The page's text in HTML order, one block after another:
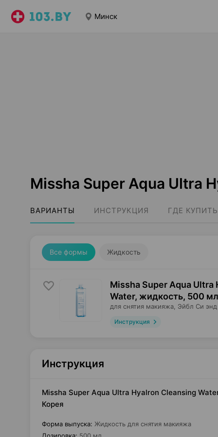
Минск
Missha Super Aqua Ultra
ВАРИАНТЫ ИНСТРУКЦИЯ ГДЕ КУПИТЬ
Все формы Жидкость
Missha Super Aqua Ultra
Water, жидкость, 500 мл
для снятия макияжа, Эйбл Си энд
Инструкция
Инструкция
Missha Super Aqua Ultra Hyalron Cleansing
Корея
Форма выпуска: Жидкость для снятия макияжа